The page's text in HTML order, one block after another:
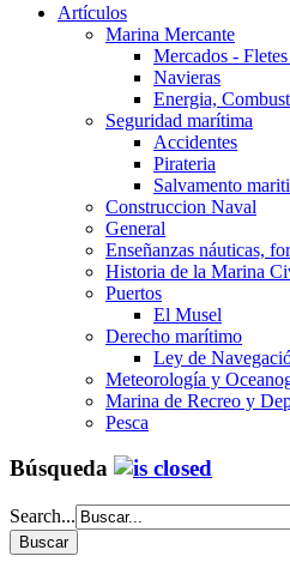
Artículos
Marina Mercante
Mercados -
Navieras
Energia,
Seguridad marítima
Accidentes
Pirateria
Salvamento
Construccion Naval
General
Enseñanzas náuticas,
Historia de la Marina
Puertos
El Musel
Derecho marítimo
Ley de
Meteorología y
Marina de Recreo y
Pesca
Búsqueda
Search...